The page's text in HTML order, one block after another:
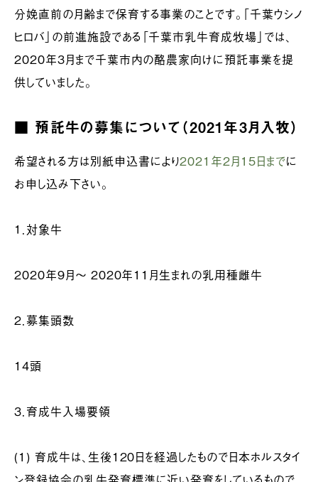
分娩直前の月齢まで保育する事業のことです。「千葉ウシノ
ヒロバ」の前進施設である「千葉市乳牛育成牧場」では、
2020年3月まで千葉市内の酪農家向けに預託事業を提
供していました。
■ 預託牛の募集について（2021年3月入牧）
希望される方は別紙申込書により2021年2月15日までに
お申し込み下さい。
１．対象牛
2020年9月～ 2020年11月生まれの乳用種雌牛
２．募集頭数
14頭
３．育成牛入場要領
(1) 育成牛は、生後120日を経過したもので日本ホルスタイ